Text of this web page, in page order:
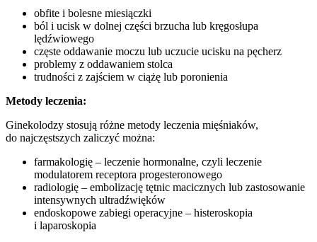
obfite i bolesne miesiączki
ból i ucisk w dolnej części brzucha lub kręgosłupa
lędźwiowego
częste oddawanie moczu lub uczucie ucisku na pęcherz
problemy z oddawaniem stolca
trudności z zajściem w ciążę lub poronienia
Metody leczenia:
Ginekolodzy stosują różne metody leczenia mięśniaków,
do najczęstszych zaliczyć można:
farmakologię – leczenie hormonalne, czyli leczenie
modulatorem receptora progesteronowego
radiologię – embolizację tętnic macicznych lub zastosowanie
intensywnych ultradźwięków
endoskopowe zabiegi operacyjne – histeroskopia
i laparoskopia